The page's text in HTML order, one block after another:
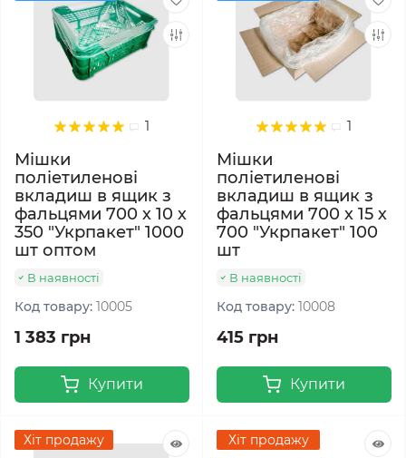
1
Мішки
поліетиленові
вкладиш в ящик з
фальцями 700 х 10 х
350 "Укрпакет" 1000
шт оптом
В наявності
Код товару: 10005
1 383 грн
Купити
1
Мішки
поліетиленові
вкладиш в ящик з
фальцями 700 х 15 х
700 "Укрпакет" 100
шт
В наявності
Код товару: 10008
415 грн
Купити
Хіт продажу
Хіт продажу